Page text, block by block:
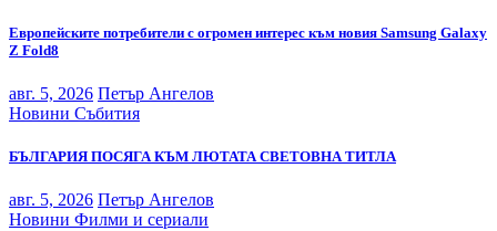
Европейските потребители с огромен интерес към новия Samsung Galaxy
Z Fold8
авг. 5, 2026 Петър Ангелов
Новини Събития
БЪЛГАРИЯ ПОСЯГА КЪМ ЛЮТАТА СВЕТОВНА ТИТЛА
авг. 5, 2026 Петър Ангелов
Новини Филми и сериали